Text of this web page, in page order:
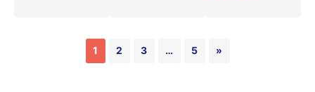
1 2 3 … 5 »